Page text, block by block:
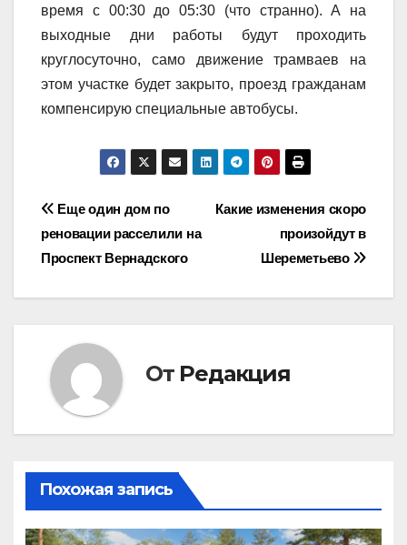
время с 00:30 до 05:30 (что странно). А на
выходные дни работы будут проходить
круглосуточно, само движение трамваев на
этом участке будет закрыто, проезд гражданам
компенсирую специальные автобусы.
Навигация
по
записям
Какие изменения скоро
произойдут в
Шереметьево
Еще один дом по
реновации расселили на
Проспект Вернадского
От Редакция
Похожая запись